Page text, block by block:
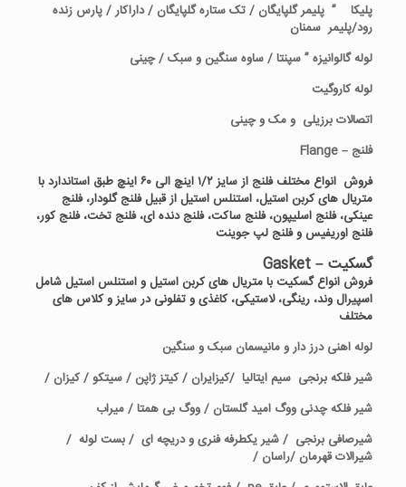
پلیکا ” پلیمر گلپایگان / تک ستاره گلپایگان / داراکار / پارس زنده
رود/پلیمر سمنان
لوله گالوانیزه ” سپنتا / ساوه سنگین و سبک / چینی
لوله کاروگیت
اتصالات برزیلی و مک و چینی
فلنج – Flange
فروش انواع مختلف فلنج از سایز ۱/۲ اینچ الی ۶۰ اینچ طبق استاندارد با
متریال های کربن استیل، استنلس استیل از قبیل فلنج گلودار، فلنج
عینکی، فلنج اسلیپون، فلنج ساکت، فلنج دنده ای، فلنج تخت، فلنج کور،
فلنج اوریفیس و فلنج لپ جوینت
گسکیت – Gasket
فروش انواع گسکیت با متریال های کربن استیل و استنلس استیل شامل
اسپیرال وند، رینگی، لاستیکی، کاغذی و تفلونی در سایز و کلاس های
مختلف
لوله اهنی درز دار و مانیسمان سبک و سنگین
شیر فلکه برنجی سیم ایتالیا /کیزایران / کیتز ژاپن / سیتکو / کیزان /
شیر فلکه چدنی ووگ امید گلستان / ووگ بی همتا / میراب
شیرصافی برنجی / شیر یکطرفه فنری و دریچه ای / بست لوله /
شیرالات قهرمان /راسان /